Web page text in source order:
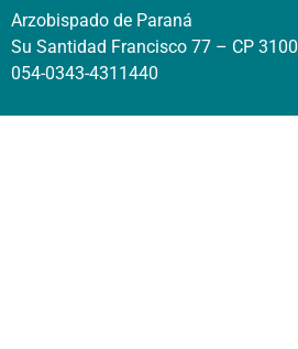
Arzobispado de Paraná
Su Santidad Francisco 77 – CP 3100
054-0343-4311440